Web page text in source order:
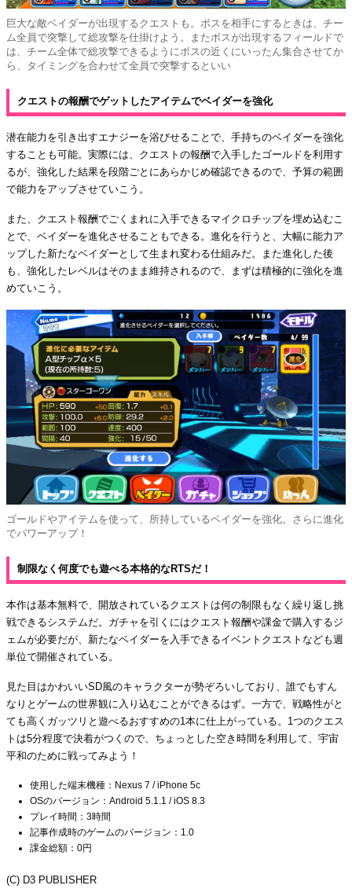
巨大な敵ベイダーが出現するクエストも。ボスを相手にするときは、チー
ム全員で突撃して総攻撃を仕掛けよう。またボスが出現するフィールドで
は、チーム全体で総攻撃できるようにボスの近くにいったん集合させてか
ら、タイミングを合わせて全員で突撃するといい
クエストの報酬でゲットしたアイテムでベイダーを強化
潜在能力を引き出すエナジーを浴びせることで、手持ちのベイダーを強化
することも可能。実際には、クエストの報酬で入手したゴールドを利用す
るが、強化した結果を段階ごとにあらかじめ確認できるので、予算の範囲
で能力をアップさせていこう。
また、クエスト報酬でごくまれに入手できるマイクロチップを埋め込むこ
とで、ベイダーを進化させることもできる。進化を行うと、大幅に能力ア
ップした新たなベイダーとして生まれ変わる仕組みだ。また進化した後
も、強化したレベルはそのまま維持されるので、まずは積極的に強化を進
めていこう。
ゴールドやアイテムを使って、所持しているベイダーを強化。さらに進化
でパワーアップ！
制限なく何度でも遊べる本格的なRTSだ！
本作は基本無料で、開放されているクエストは何の制限もなく繰り返し挑
戦できるシステムだ。ガチャを引くにはクエスト報酬や課金で購入するジ
ェムが必要だが、新たなベイダーを入手できるイベントクエストなども週
単位で開催されている。
見た目はかわいいSD風のキャラクターが勢ぞろいしており、誰でもすん
なりとゲームの世界観に入り込むことができるはず。一方で、戦略性がと
ても高くガッツリと遊べるおすすめの1本に仕上がっている。1つのクエス
トは5分程度で決着がつくので、ちょっとした空き時間を利用して、宇宙
平和のために戦ってみよう！
使用した端末機種：Nexus 7 / iPhone 5c
OSのバージョン：Android 5.1.1 / iOS 8.3
プレイ時間：3時間
記事作成時のゲームのバージョン：1.0
課金総額：0円
(C) D3 PUBLISHER